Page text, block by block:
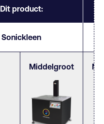
Dit product:
Sonickleen
Middelgroot